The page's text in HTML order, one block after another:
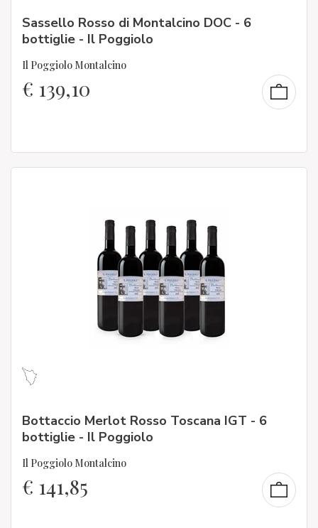
Sassello Rosso di Montalcino DOC - 6
bottiglie - Il Poggiolo
Il Poggiolo Montalcino
€ 139,10
Bottaccio Merlot Rosso Toscana IGT - 6
bottiglie - Il Poggiolo
Il Poggiolo Montalcino
€ 141,85